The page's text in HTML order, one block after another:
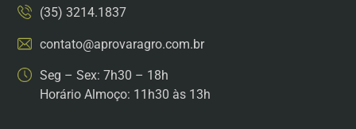
(35) 3214.1837
contato@aprovaragro.com.br
Seg – Sex: 7h30 – 18h
Horário Almoço: 11h30 às 13h